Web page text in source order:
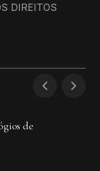
DIREITOS
de